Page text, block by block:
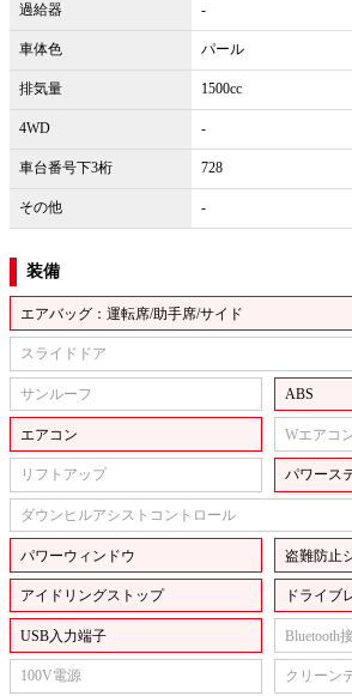
過給器 -
車体色 パール
排気量 1500cc
4WD -
車台番号下3桁 728
その他 -
装備
エアバッグ：運転席/助手席/サイド
スライドドア
サンルーフ ABS
エアコン Wエアコ
リフトアップ パワース
ダウンヒルアシストコントロール
パワーウィンドウ 盗難防止
アイドリングストップ ドライブ
USB入力端子 Bluetooth
100V電源 クリーン